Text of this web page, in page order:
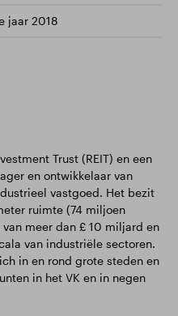
jaar 2018
Trust (REIT) en een
en ontwikkelaar van
vastgoed. Het bezit
ruimte (74 miljoen
meer dan £ 10 miljard en
van industriële sectoren.
in en rond grote steden en
in het VK en in negen